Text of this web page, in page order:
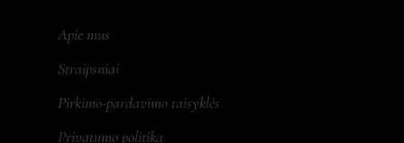
Apie mus
Straipsniai
Pirkimo-pardavimo taisyklės
Privatumo politika